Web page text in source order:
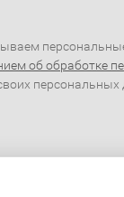
об обработке